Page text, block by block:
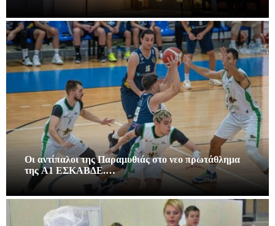
Οι αντίπαλοι της Παραμυθιάς στο νεο πρωτάθλημα
της A1 ΕΣΚΑΒΔΕ.…